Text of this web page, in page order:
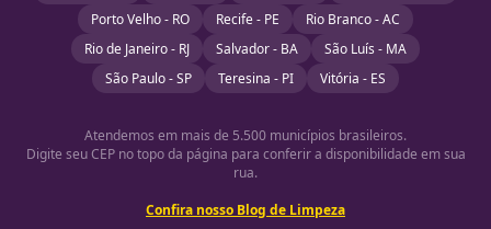
Porto Velho - RO
Recife - PE
Rio Branco - AC
Rio de Janeiro - RJ
Salvador - BA
São Luís - MA
São Paulo - SP
Teresina - PI Vitória - ES
Atendemos em mais de 5.500 municípios brasileiros.
Digite seu CEP no topo da página para conferir a disponibilidade em sua
rua.
Confira nosso Blog de Limpeza